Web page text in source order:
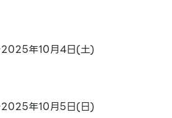
年10月4日(土)
年10月5日(日)